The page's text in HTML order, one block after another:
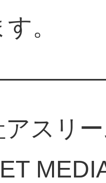
。
スリ